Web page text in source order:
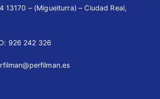
13170 – (Miguelturra) – Ciudad Real,
926 242 326 ⠀⠀